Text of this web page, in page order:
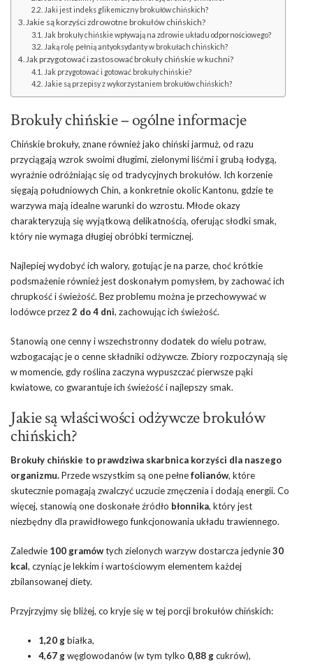
Jaki jest indeks glikemiczny brokułów chińskich?
Jakie są korzyści zdrowotne brokułów chińskich?
Jak brokuły chińskie wpływają na zdrowie układu odpornościowego?
Jaką rolę pełnią antyoksydanty w brokułach chińskich?
Jak przygotować i zastosować brokuły chińskie w kuchni?
Jak przygotować i gotować brokuły chińskie?
Jakie są przepisy z wykorzystaniem brokułów chińskich?
Brokuły chińskie – ogólne informacje
Chińskie brokuły, znane również jako chiński jarmuż, od razu
przyciągają wzrok swoimi długimi, zielonymi liśćmi i grubą łodygą,
wyraźnie odróżniając się od tradycyjnych brokułów. Ich korzenie
sięgają południowych Chin, a konkretnie okolic Kantonu, gdzie te
warzywa mają idealne warunki do wzrostu. Młode okazy
charakteryzują się wyjątkową delikatnością, oferując słodki smak,
który nie wymaga długiej obróbki termicznej.
Najlepiej wydobyć ich walory, gotując je na parze, choć krótkie
podsmażenie również jest doskonałym pomysłem, by zachować ich
chrupkość i świeżość. Bez problemu można je przechowywać w
lodówce przez2 do 4 dni, zachowując ich świeżość.
Stanowią one cenny i wszechstronny dodatek do wielu potraw,
wzbogacając je o cenne składniki odżywcze. Zbiory rozpoczynają się
w momencie, gdy roślina zaczyna wypuszczać pierwsze pąki
kwiatowe, co gwarantuje ich świeżość i najlepszy smak.
Jakie są właściwości odżywcze brokułów
chińskich?
Brokuły chińskie to prawdziwa skarbnica korzyści dla naszego
organizmu.Przede wszystkim są one pełnefolianów, które
skutecznie pomagają zwalczyć uczucie zmęczenia i dodają energii. Co
więcej, stanowią one doskonałe źródło błonnika, który jest
niezbędny dla prawidłowego funkcjonowania układu trawiennego.
Zaledwie 100 gramówtych zielonych warzyw dostarcza jedynie30
kcal, czyniąc je lekkim i wartościowym elementem każdej
zbilansowanej diety.
Przyjrzyjmy się bliżej, co kryje się w tej porcji brokułów chińskich:
1,20 gbiałka,
4,67 gwęglowodanów (w tym tylko 0,88 gcukrów),